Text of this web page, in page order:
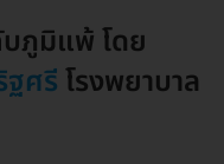
ภูมิแพ้ โดย
ฐศรีโรงพยาบาล